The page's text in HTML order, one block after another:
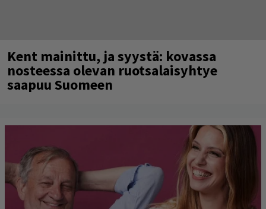
Kent mainittu, ja syystä: kovassa
nosteessa olevan ruotsalaisyhtye
saapuu Suomeen